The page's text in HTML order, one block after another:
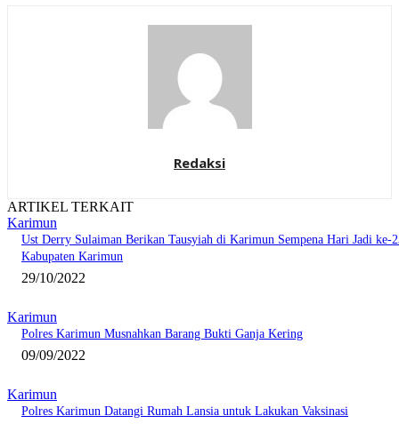
Redaksi
ARTIKEL TERKAIT
Karimun
Ust Derry Sulaiman Berikan Tausyiah di Karimun Sempena Hari Jadi ke-
Kabupaten Karimun
29/10/2022
Karimun
Polres Karimun Musnahkan Barang Bukti Ganja Kering
09/09/2022
Karimun
Polres Karimun Datangi Rumah Lansia untuk Lakukan Vaksinasi